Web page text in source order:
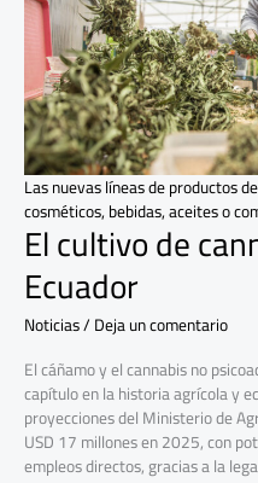
El cultivo de
Ecuador
Noticias/Deja un comentario
El cáñamo y el cannabis no
capítulo en la historia agrícola y
proyecciones del Ministerio de
USD 17 millones en 2025, con
empleos directos, gracias a la
Las nuevas líneas de productos
cosméticos, bebidas, aceites o